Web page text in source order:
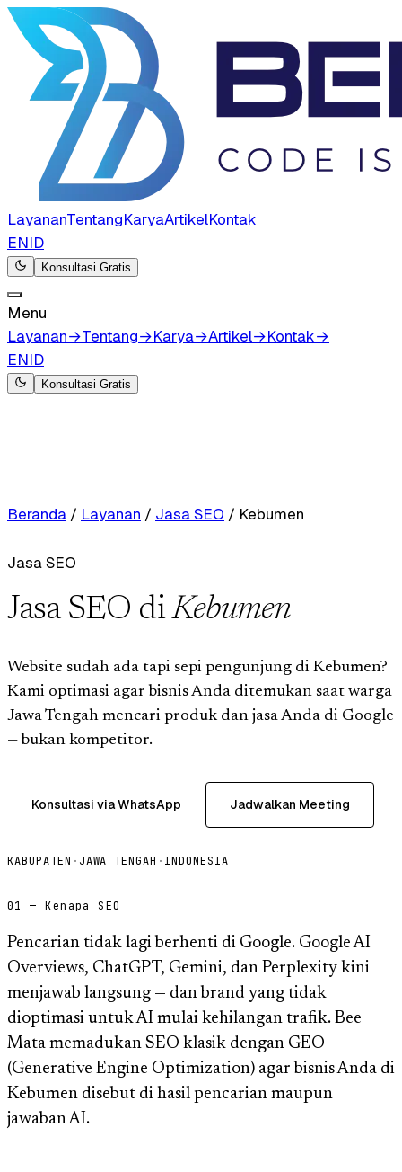
LayananTentangKaryaArtikelKontak
ENID
Konsultasi Gratis
Menu
Layanan→Tentang→Karya→Artikel→Kontak→
ENID
Konsultasi Gratis
Beranda / Layanan / Jasa SEO / Kebumen
Jasa SEO
Jasa SEO diKebumen
Website sudah ada tapi sepi pengunjung di Kebumen?
Kami optimasi agar bisnis Anda ditemukan saat warga
Jawa Tengah mencari produk dan jasa Anda di Google
— bukan kompetitor.
Konsultasi via WhatsApp Jadwalkan Meeting
KABUPATEN · JAWA TENGAH · INDONESIA
01 — Kenapa SEO
Pencarian tidak lagi berhenti di Google. Google AI
Overviews, ChatGPT, Gemini, dan Perplexity kini
menjawab langsung — dan brand yang tidak
dioptimasi untuk AI mulai kehilangan trafik. Bee
Mata memadukan SEO klasik dengan GEO
(Generative Engine Optimization) agar bisnis Anda di
Kebumen disebut di hasil pencarian maupun
jawaban AI.